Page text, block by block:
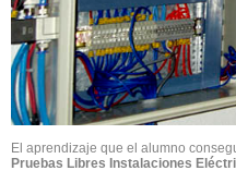
El aprendizaje que el alumno
Pruebas Libres Instalaciones